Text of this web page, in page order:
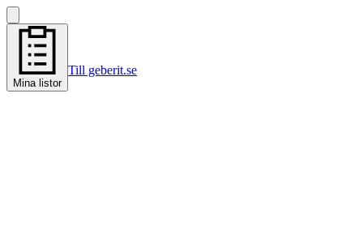
Mina listor
Till geberit.se